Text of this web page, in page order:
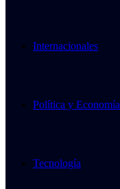
Internacionales
Política y Economía
Tecnología